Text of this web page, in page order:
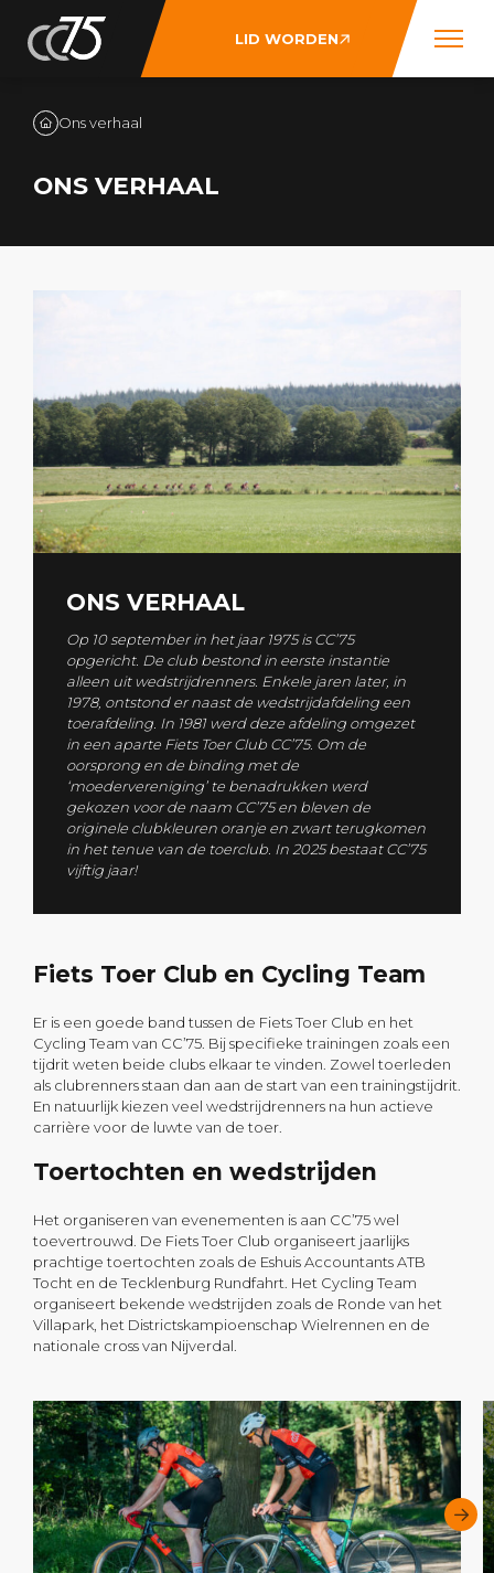
LID WORDEN
Ons verhaal
ONS VERHAAL
ONS VERHAAL
Op 10 september in het jaar 1975 is CC’75
opgericht. De club bestond in eerste instantie
alleen uit wedstrijdrenners. Enkele jaren later, in
1978, ontstond er naast de wedstrijdafdeling een
toerafdeling. In 1981 werd deze afdeling omgezet
in een aparte Fiets Toer Club CC’75. Om de
oorsprong en de binding met de
‘moedervereniging’ te benadrukken werd
gekozen voor de naam CC’75 en bleven de
originele clubkleuren oranje en zwart terugkomen
in het tenue van de toerclub. In 2025 bestaat CC’75
vijftig jaar!
Fiets Toer Club en Cycling Team
Er is een goede band tussen de Fiets Toer Club en het
Cycling Team van CC’75. Bij specifieke trainingen zoals een
tijdrit weten beide clubs elkaar te vinden. Zowel toerleden
als clubrenners staan dan aan de start van een trainingstijdrit.
En natuurlijk kiezen veel wedstrijdrenners na hun actieve
carrière voor de luwte van de toer.
Toertochten en wedstrijden
Het organiseren van evenementen is aan CC’75 wel
toevertrouwd. De Fiets Toer Club organiseert jaarlijks
prachtige toertochten zoals de Eshuis Accountants ATB
Tocht en de Tecklenburg Rundfahrt. Het Cycling Team
organiseert bekende wedstrijden zoals de Ronde van het
Villapark, het Districtskampioenschap Wielrennen en de
nationale cross van Nijverdal.